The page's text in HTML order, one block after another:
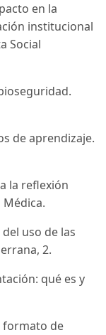
en la
institucional
Social
de aprendizaje.
la reflexión
uso de las
2.
qué es y
formato de